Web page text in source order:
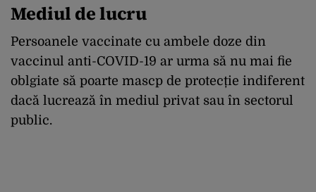
Mediul de lucru
Persoanele vaccinate cu ambele doze din
vaccinul anti-COVID-19 ar urma să nu mai fie
oblgiate să poarte mascp de protecție indiferent
dacă lucrează în mediul privat sau în sectorul
public.